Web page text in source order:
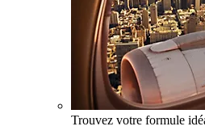
Trouvez votre formule